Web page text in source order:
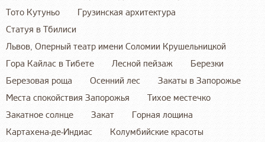
Тото Кутуньо
Грузинская архитектура
Статуя в Тбилиси
Львов, Оперный театр имени Соломии Крушельницкой
Гора Кайлас в Тибете
Лесной пейзаж
Березки
Березовая роща
Осенний лес
Закаты в Запорожье
Места спокойствия Запорожья
Тихое местечко
Закатное солнце
Закат
Горная лощина
Картахена-де-Индиас
Колумбийские красоты